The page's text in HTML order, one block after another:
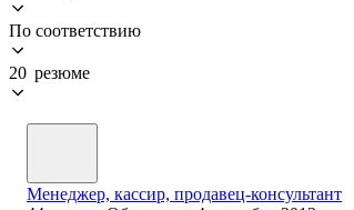
По соответствию
20 резюме
Менеджер, кассир, продавец-консультант